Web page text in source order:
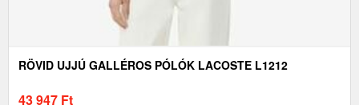
RÖVID UJJÚ GALLÉROS PÓLÓK LACOSTE L1212
43 947 Ft